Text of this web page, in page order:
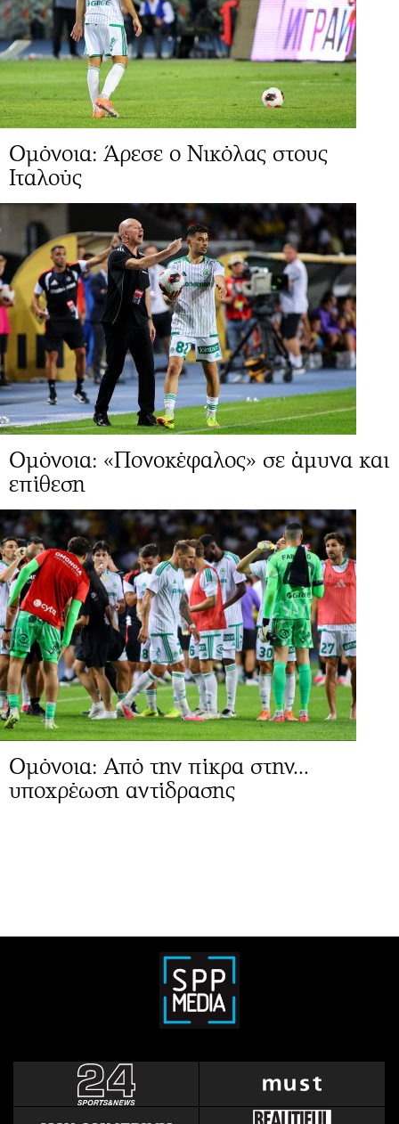
Ομόνοια: Άρεσε ο Νικόλας στους
Ιταλούς
Ομόνοια: «Πονοκέφαλος» σε άμυνα και
επίθεση
Ομόνοια: Από την πίκρα στην...
υποχρέωση αντίδρασης